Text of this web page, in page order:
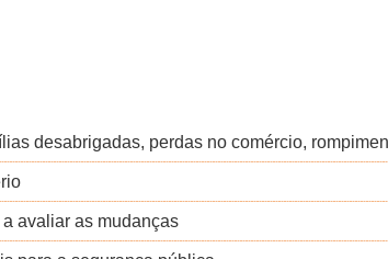
desabrigadas, perdas no comércio,
avaliar as mudanças